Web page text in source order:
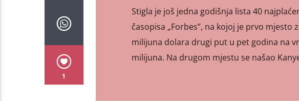
1
Stigla je još jedna godišnja lista 40
časopisa „Forbes”, na kojoj je prvo mjesto
milijuna dolara drugi put u pet godina na
milijuna. Na drugom mjestu se našao